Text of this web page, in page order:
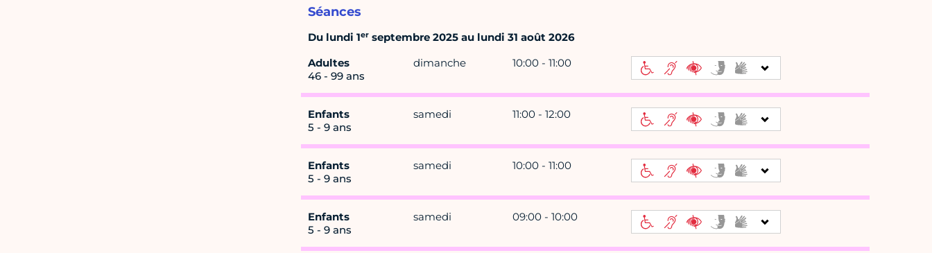
Séances
Du lundi 1erseptembre 2025 au lundi 31 août 2026
Adultes
46 - 99 ans
dimanche 10:00 - 11:00
Enfants
5 - 9 ans
samedi 11:00 - 12:00
Enfants
5 - 9 ans
samedi 10:00 - 11:00
Enfants
5 - 9 ans
samedi 09:00 - 10:00